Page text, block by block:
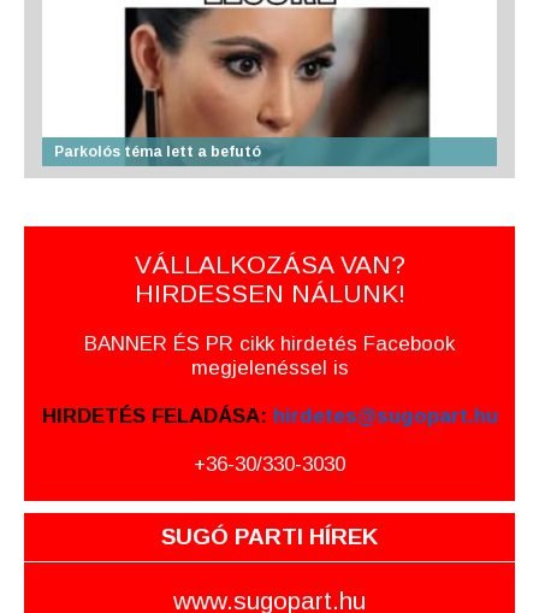
Parkolós téma lett a befutó
VÁLLALKOZÁSA VAN?
HIRDESSEN NÁLUNK!
BANNER ÉS PR cikk hirdetés Facebook
megjelenéssel is
HIRDETÉS FELADÁSA: hirdetes@sugopart.hu
+36-30/330-3030
SUGÓ PARTI HÍREK
www.sugopart.hu